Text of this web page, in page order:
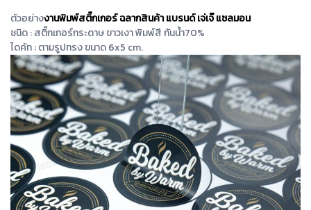
ตัวอย่างงานพิมพ์สติ๊กเกอร์ ฉลากสินค้า แบรนด์ เจ่เจ๊ แซลมอน
ชนิด : สติ๊กเกอร์กระดาษ ขาวเงา พิมพ์สี กันน้ำ70%
ไดคัท : ตามรูปทรง ขนาด 6x5 cm.